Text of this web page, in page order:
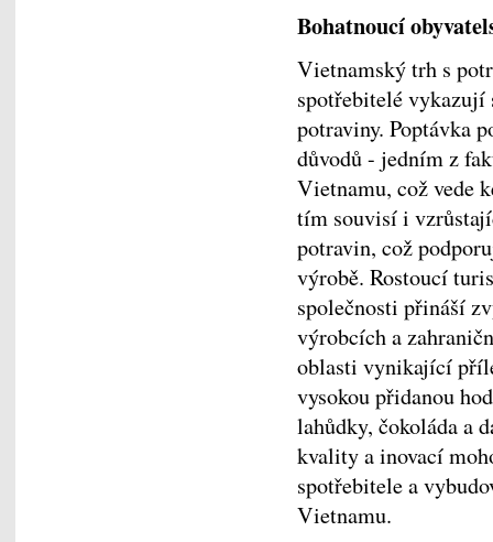
Bohatnoucí
Vietnamský trh s
spotřebitelé vykazují
potraviny. Poptávka
důvodů - jedním z
Vietnamu, což vede
tím souvisí i
potravin, což
výrobě. Rostoucí
společnosti přináší
výrobcích a
oblasti vynikající
vysokou přidanou
lahůdky, čokoláda a
kvality a inovací
spotřebitele a
Vietnamu.